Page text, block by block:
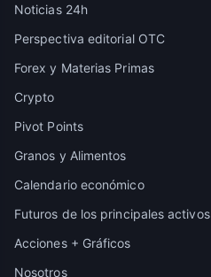
Noticias 24h
Perspectiva editorial OTC
Forex y Materias Primas
Crypto
Pivot Points
Granos y Alimentos
Calendario económico
Futuros de los principales activos
Acciones + Gráficos
Nosotros